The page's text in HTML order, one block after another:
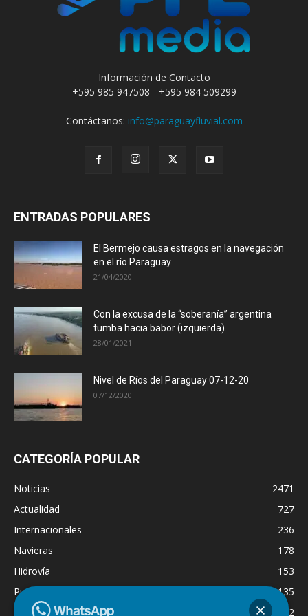
Información de Contacto
+595 985 947508 - +595 984 509299
Contáctanos: info@paraguayfluvial.com
ENTRADAS POPULARES
El Bermejo causa estragos en la navegación
en el río Paraguay
21/04/2020
Con la excusa de la “soberanía” argentina
tumba hacia babor (izquierda)...
28/01/2021
Nivel de Ríos del Paraguay 07-12-20
07/12/2020
CATEGORÍA POPULAR
Noticias
2471
Actualidad
727
Internacionales
236
Navieras
178
Hidrovía
153
Puertos
135
Economía
132